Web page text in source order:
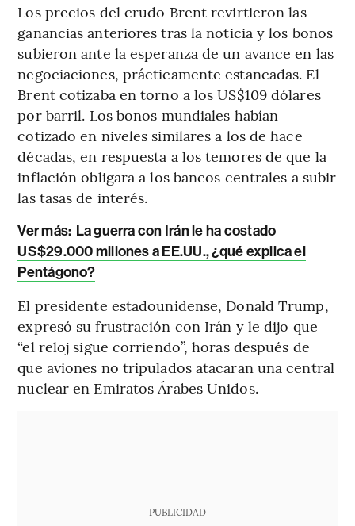
Los precios del crudo Brent revirtieron las
ganancias anteriores tras la noticia y los bonos
subieron ante la esperanza de un avance en las
negociaciones, prácticamente estancadas. El
Brent cotizaba en torno a los US$109 dólares
por barril. Los bonos mundiales habían
cotizado en niveles similares a los de hace
décadas, en respuesta a los temores de que la
inflación obligara a los bancos centrales a subir
las tasas de interés.
Ver más: La guerra con Irán le ha costado
US$29.000 millones a EE.UU., ¿qué explica el
Pentágono?
El presidente estadounidense, Donald Trump,
expresó su frustración con Irán y le dijo que
“el reloj sigue corriendo”, horas después de
que aviones no tripulados atacaran una central
nuclear en Emiratos Árabes Unidos.
PUBLICIDAD